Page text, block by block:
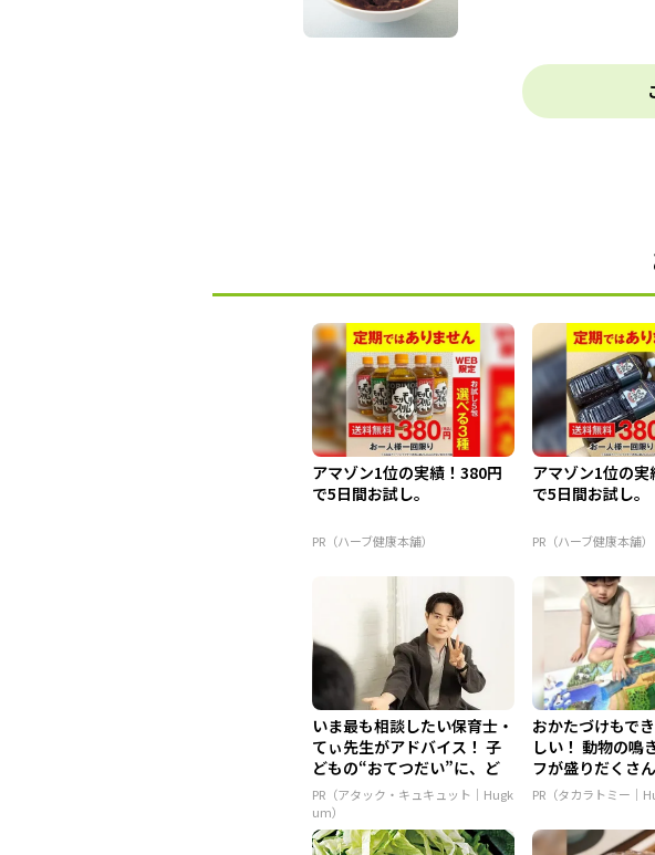
アマゾン1位の実績！380円
で5日間お試し。
PR（ハーブ健康本舗）
アマゾン1位の実
で5日間お試し。
PR（ハーブ健康本舗）
いま最も相談したい保育士・
てぃ先生がアドバイス！ 子
どもの“おてつだい”に、ど
ん...
PR（アタック・キュキュット｜Hugk
um）
おかたづけもで
しい！ 動物の鳴
フが盛りだくさ
ア ...
PR（タカラトミー｜